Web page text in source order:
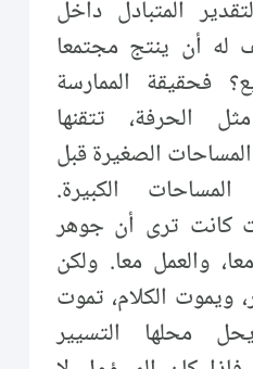
المتبادل داخل
له أن ينتج مجتمعا
فحقيقة الممارسة
الحرفة، تتقنها
الصغيرة قبل
الكبيرة.
كانت ترى أن جوهر
والعمل معا. ولكن
ويموت الكلام، تموت
محلها التسيير